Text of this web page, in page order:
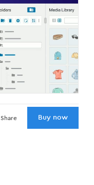
Share Buy now